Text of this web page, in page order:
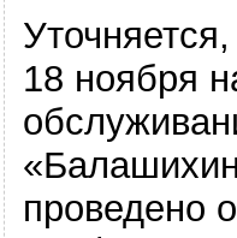
18 ноября
проведено